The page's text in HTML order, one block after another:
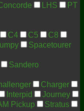
LHS
PT
C4 C5
C8
Spacetourer
Sandero
Charger
Interpid
Journey
Pickup
Stratus